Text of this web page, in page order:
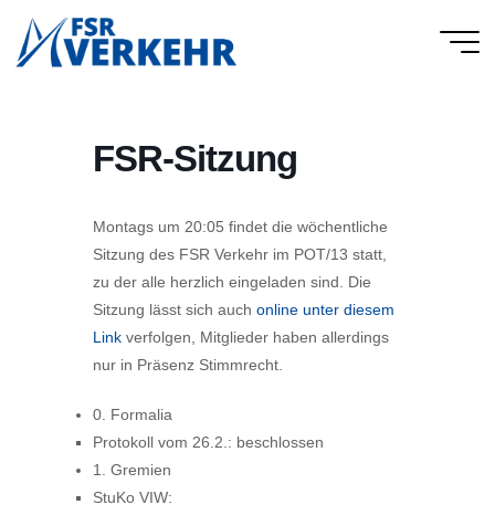
content
FSR-Sitzung
Montags um 20:05 findet die wöchentliche
Sitzung des FSR Verkehr im POT/13 statt,
zu der alle herzlich eingeladen sind. Die
Sitzung lässt sich auch online unter diesem
Link verfolgen, Mitglieder haben allerdings
nur in Präsenz Stimmrecht.
0. Formalia
Protokoll vom 26.2.: beschlossen
1. Gremien
StuKo VIW: